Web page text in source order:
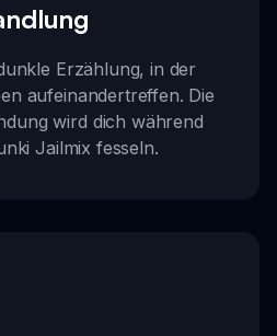
Erzählung, in der
aufeinandertreffen. Die
wird dich während
Jailmix fesseln.